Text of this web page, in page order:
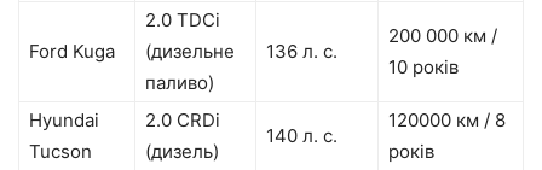
Ford Kuga
2.0 TDCi
(дизельне
паливо)
136 л. с.
200 000 км /
10 років
Hyundai
Tucson
2.0 CRDi
(дизель)
140 л. с.
120000 км / 8
років